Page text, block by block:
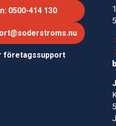
0500-414 130
företagssupport